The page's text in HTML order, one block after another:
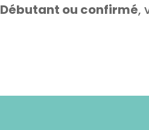
Débutant ou confirmé,